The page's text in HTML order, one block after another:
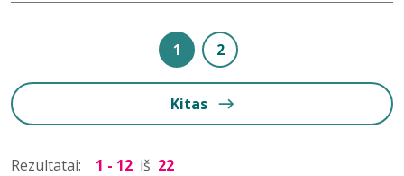
1 2
Kitas
Rezultatai: 1 - 12 iš 22